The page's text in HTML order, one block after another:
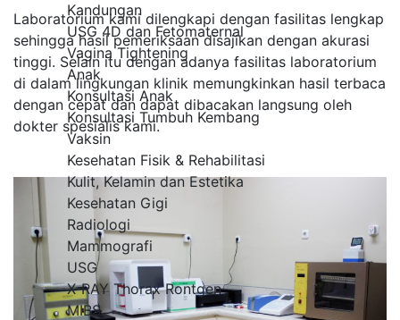
Kandungan
USG 4D dan Fetomaternal
Vagina Tightening
Anak
Konsultasi Anak
Konsultasi Tumbuh Kembang
Vaksin
Kesehatan Fisik & Rehabilitasi
Kulit, Kelamin dan Estetika
Kesehatan Gigi
Radiologi
Mammografi
USG
X-RAY Thorax Rontgen
MIBS
Laboratorium kami dilengkapi dengan fasilitas lengkap
sehingga hasil pemeriksaan disajikan dengan akurasi
tinggi. Selain itu dengan adanya fasilitas laboratorium
di dalam lingkungan klinik memungkinkan hasil terbaca
dengan cepat dan dapat dibacakan langsung oleh
dokter spesialis kami.